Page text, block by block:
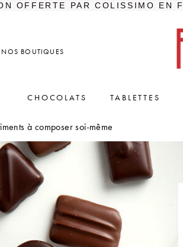
OFFERTE PAR COLISSIMO EN
NOS BOUTIQUES
CHOCOLATS TABLETTES
à composer soi-même